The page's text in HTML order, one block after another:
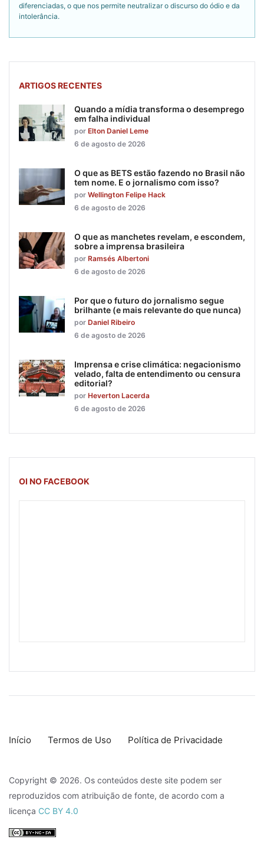
diferenciadas, o que nos permite neutralizar o discurso do ódio e da
intolerância.
ARTIGOS RECENTES
Quando a mídia transforma o desemprego
em falha individual
por Elton Daniel Leme
6 de agosto de 2026
O que as BETS estão fazendo no Brasil não
tem nome. E o jornalismo com isso?
por Wellington Felipe Hack
6 de agosto de 2026
O que as manchetes revelam, e escondem,
sobre a imprensa brasileira
por Ramsés Albertoni
6 de agosto de 2026
Por que o futuro do jornalismo segue
brilhante (e mais relevante do que nunca)
por Daniel Ribeiro
6 de agosto de 2026
Imprensa e crise climática: negacionismo
velado, falta de entendimento ou censura
editorial?
por Heverton Lacerda
6 de agosto de 2026
OI NO FACEBOOK
Início Termos de Uso Política de Privacidade
Copyright © 2026. Os conteúdos deste site podem ser
reproduzidos com atribuição de fonte, de acordo com a
licença CC BY 4.0